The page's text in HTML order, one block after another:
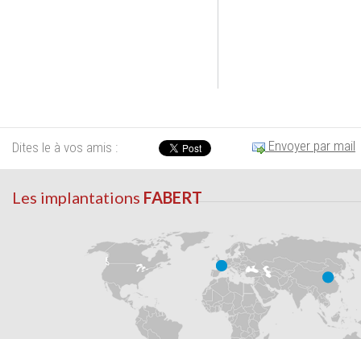
Dites le à vos amis : Envoyer par mail
Les implantations FABERT